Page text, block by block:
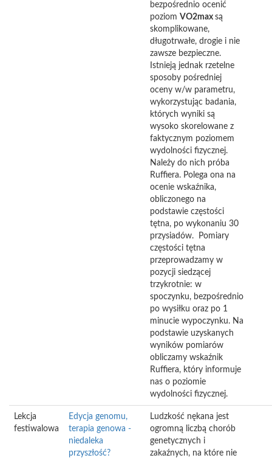
bezpośrednio ocenić
poziom VO2max są
skomplikowane,
długotrwałe, drogie i nie
zawsze bezpieczne.
Istnieją jednak rzetelne
sposoby pośredniej
oceny w/w parametru,
wykorzystując badania,
których wyniki są
wysoko skorelowane z
faktycznym poziomem
wydolności fizycznej.
Należy do nich próba
Ruffiera. Polega ona na
ocenie wskaźnika,
obliczonego na
podstawie częstości
tętna, po wykonaniu 30
przysiadów. Pomiary
częstości tętna
przeprowadzamy w
pozycji siedzącej
trzykrotnie: w
spoczynku, bezpośrednio
po wysiłku oraz po 1
minucie wypoczynku. Na
podstawie uzyskanych
wyników pomiarów
obliczamy wskaźnik
Ruffiera, który informuje
nas o poziomie
wydolności fizycznej.
Lekcja
festiwalowa
Edycja genomu,
terapia genowa -
niedaleka
przyszłość?
Ludzkość nękana jest
ogromną liczbą chorób
genetycznych i
zakaźnych, na które nie